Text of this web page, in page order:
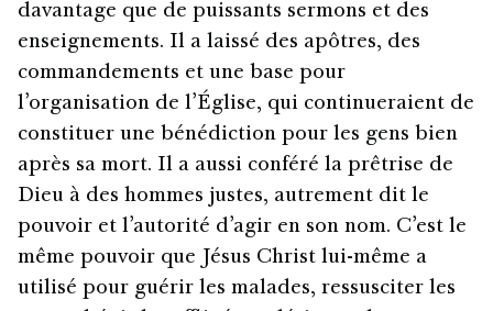
davantage que de puissants sermons et des
enseignements. Il a laissé des apôtres, des
commandements et une base pour
l’organisation de l’Église, qui continueraient de
constituer une bénédiction pour les gens bien
après sa mort. Il a aussi conféré la prêtrise de
Dieu à des hommes justes, autrement dit le
pouvoir et l’autorité d’agir en son nom. C’est le
même pouvoir que Jésus Christ lui-même a
utilisé pour guérir les malades, ressusciter les